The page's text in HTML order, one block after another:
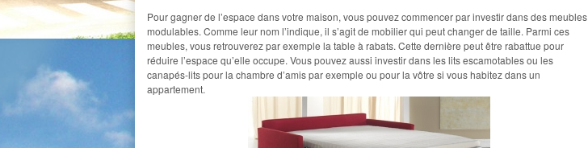
Pour gagner de l’espace dans votre maison, vous pouvez commencer par investir dans des meubles
modulables. Comme leur nom l’indique, il s’agit de mobilier qui peut changer de taille. Parmi ces
meubles, vous retrouverez par exemple la table à rabats. Cette dernière peut être rabattue pour
réduire l’espace qu’elle occupe. Vous pouvez aussi investir dans les lits escamotables ou les
canapés-lits pour la chambre d’amis par exemple ou pour la vôtre si vous habitez dans un
appartement.